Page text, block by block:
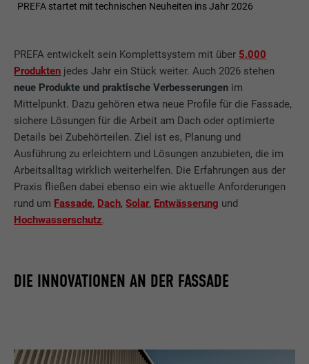
PREFA startet mit technischen Neuheiten ins Jahr 2026
PREFA entwickelt sein Komplettsystem mit über 5.000
Produkten jedes Jahr ein Stück weiter. Auch 2026 stehen
neue Produkte und praktische Verbesserungen im
Mittelpunkt. Dazu gehören etwa neue Profile für die Fassade,
sichere Lösungen für die Arbeit am Dach oder optimierte
Details bei Zubehörteilen. Ziel ist es, Planung und
Ausführung zu erleichtern und Lösungen anzubieten, die im
Arbeitsalltag wirklich weiterhelfen. Die Erfahrungen aus der
Praxis fließen dabei ebenso ein wie aktuelle Anforderungen
rund um Fassade, Dach,Solar, Entwässerung und
Hochwasserschutz.
DIE INNOVATIONEN AN DER FASSADE